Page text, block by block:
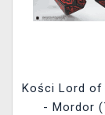
Kości Lord of
- Mordor